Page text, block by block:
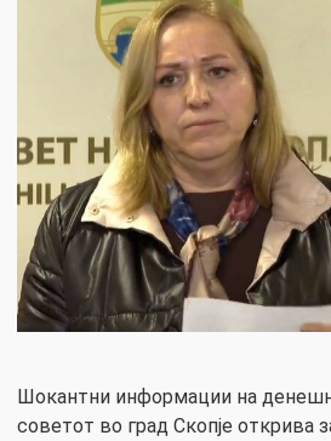
Шокантни информации на
советот во град Скопје открива